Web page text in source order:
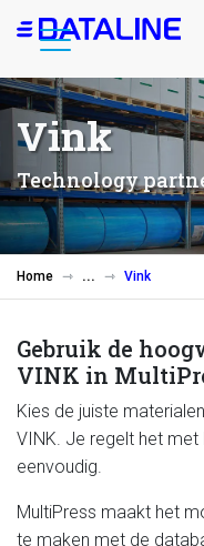
Overslaan
en
de
inhoud
gaan
Vink
Technology
Home Vink
Gebruik de
VINK in
Kies de juiste
VINK. Je regelt het met
eenvoudig.
MultiPress maakt het
te maken met de